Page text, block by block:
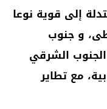
إلى قوية نوعا
و جنوب
الشرقي
مع تطاير